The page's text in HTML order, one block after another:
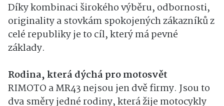
Díky kombinaci širokého výběru, odbornosti,
originality a stovkám spokojených zákazníků z
celé republiky je to cíl, který má pevné
základy.
Rodina, která dýchá pro motosvět
RIMOTO a MR43 nejsou jen dvě firmy. Jsou to
dva směry jedné rodiny, která žije motocykly